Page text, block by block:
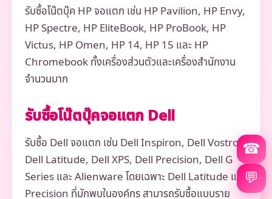
รับซื้อโน๊ตบุ๊ค HP จอแตก เช่น HP Pavilion, HP Envy,
HP Spectre, HP EliteBook, HP ProBook, HP
Victus, HP Omen, HP 14, HP 15 และ HP
Chromebook ทั้งเครื่องส่วนตัวและเครื่องสำนักงาน
จำนวนมาก
รับซื้อโน๊ตบุ๊คจอแตก Dell
รับซื้อ Dell จอแตก เช่น Dell Inspiron, Dell Vostro,
Dell Latitude, Dell XPS, Dell Precision, Dell G
Series และ Alienware โดยเฉพาะ Dell Latitude และ
Precision ที่มักพบในองค์กร สามารถรับซื้อแบบราย
☎
💬